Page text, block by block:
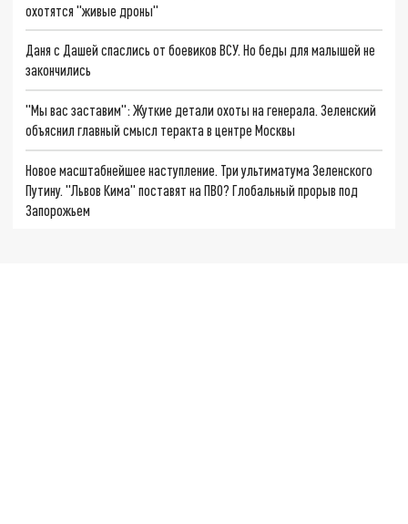
охотятся "живые дроны"
Даня с Дашей спаслись от боевиков ВСУ. Но беды для малышей не
закончились
"Мы вас заставим": Жуткие детали охоты на генерала. Зеленский
объяснил главный смысл теракта в центре Москвы
Новое масштабнейшее наступление. Три ультиматума Зеленского
Путину. "Львов Кима" поставят на ПВО? Глобальный прорыв под
Запорожьем